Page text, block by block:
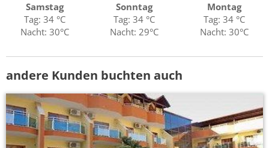
Samstag
Tag: 34 °C
Nacht: 30°C
Sonntag
Tag: 34 °C
Nacht: 29°C
Montag
Tag: 34 °C
Nacht: 30°C
andere Kunden buchten auch